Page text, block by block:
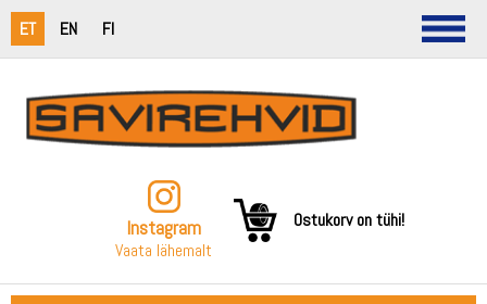
ET EN FI
Instagram
Vaata lähemalt
Ostukorv on tühi!